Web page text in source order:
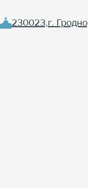
230023,г.